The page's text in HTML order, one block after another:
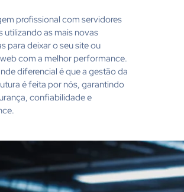
profissional com servidores
utilizando as mais novas
para deixar o seu site ou
com a melhor performance.
diferencial é que a gestão da
é feita por nós, garantindo
confiabilidade e